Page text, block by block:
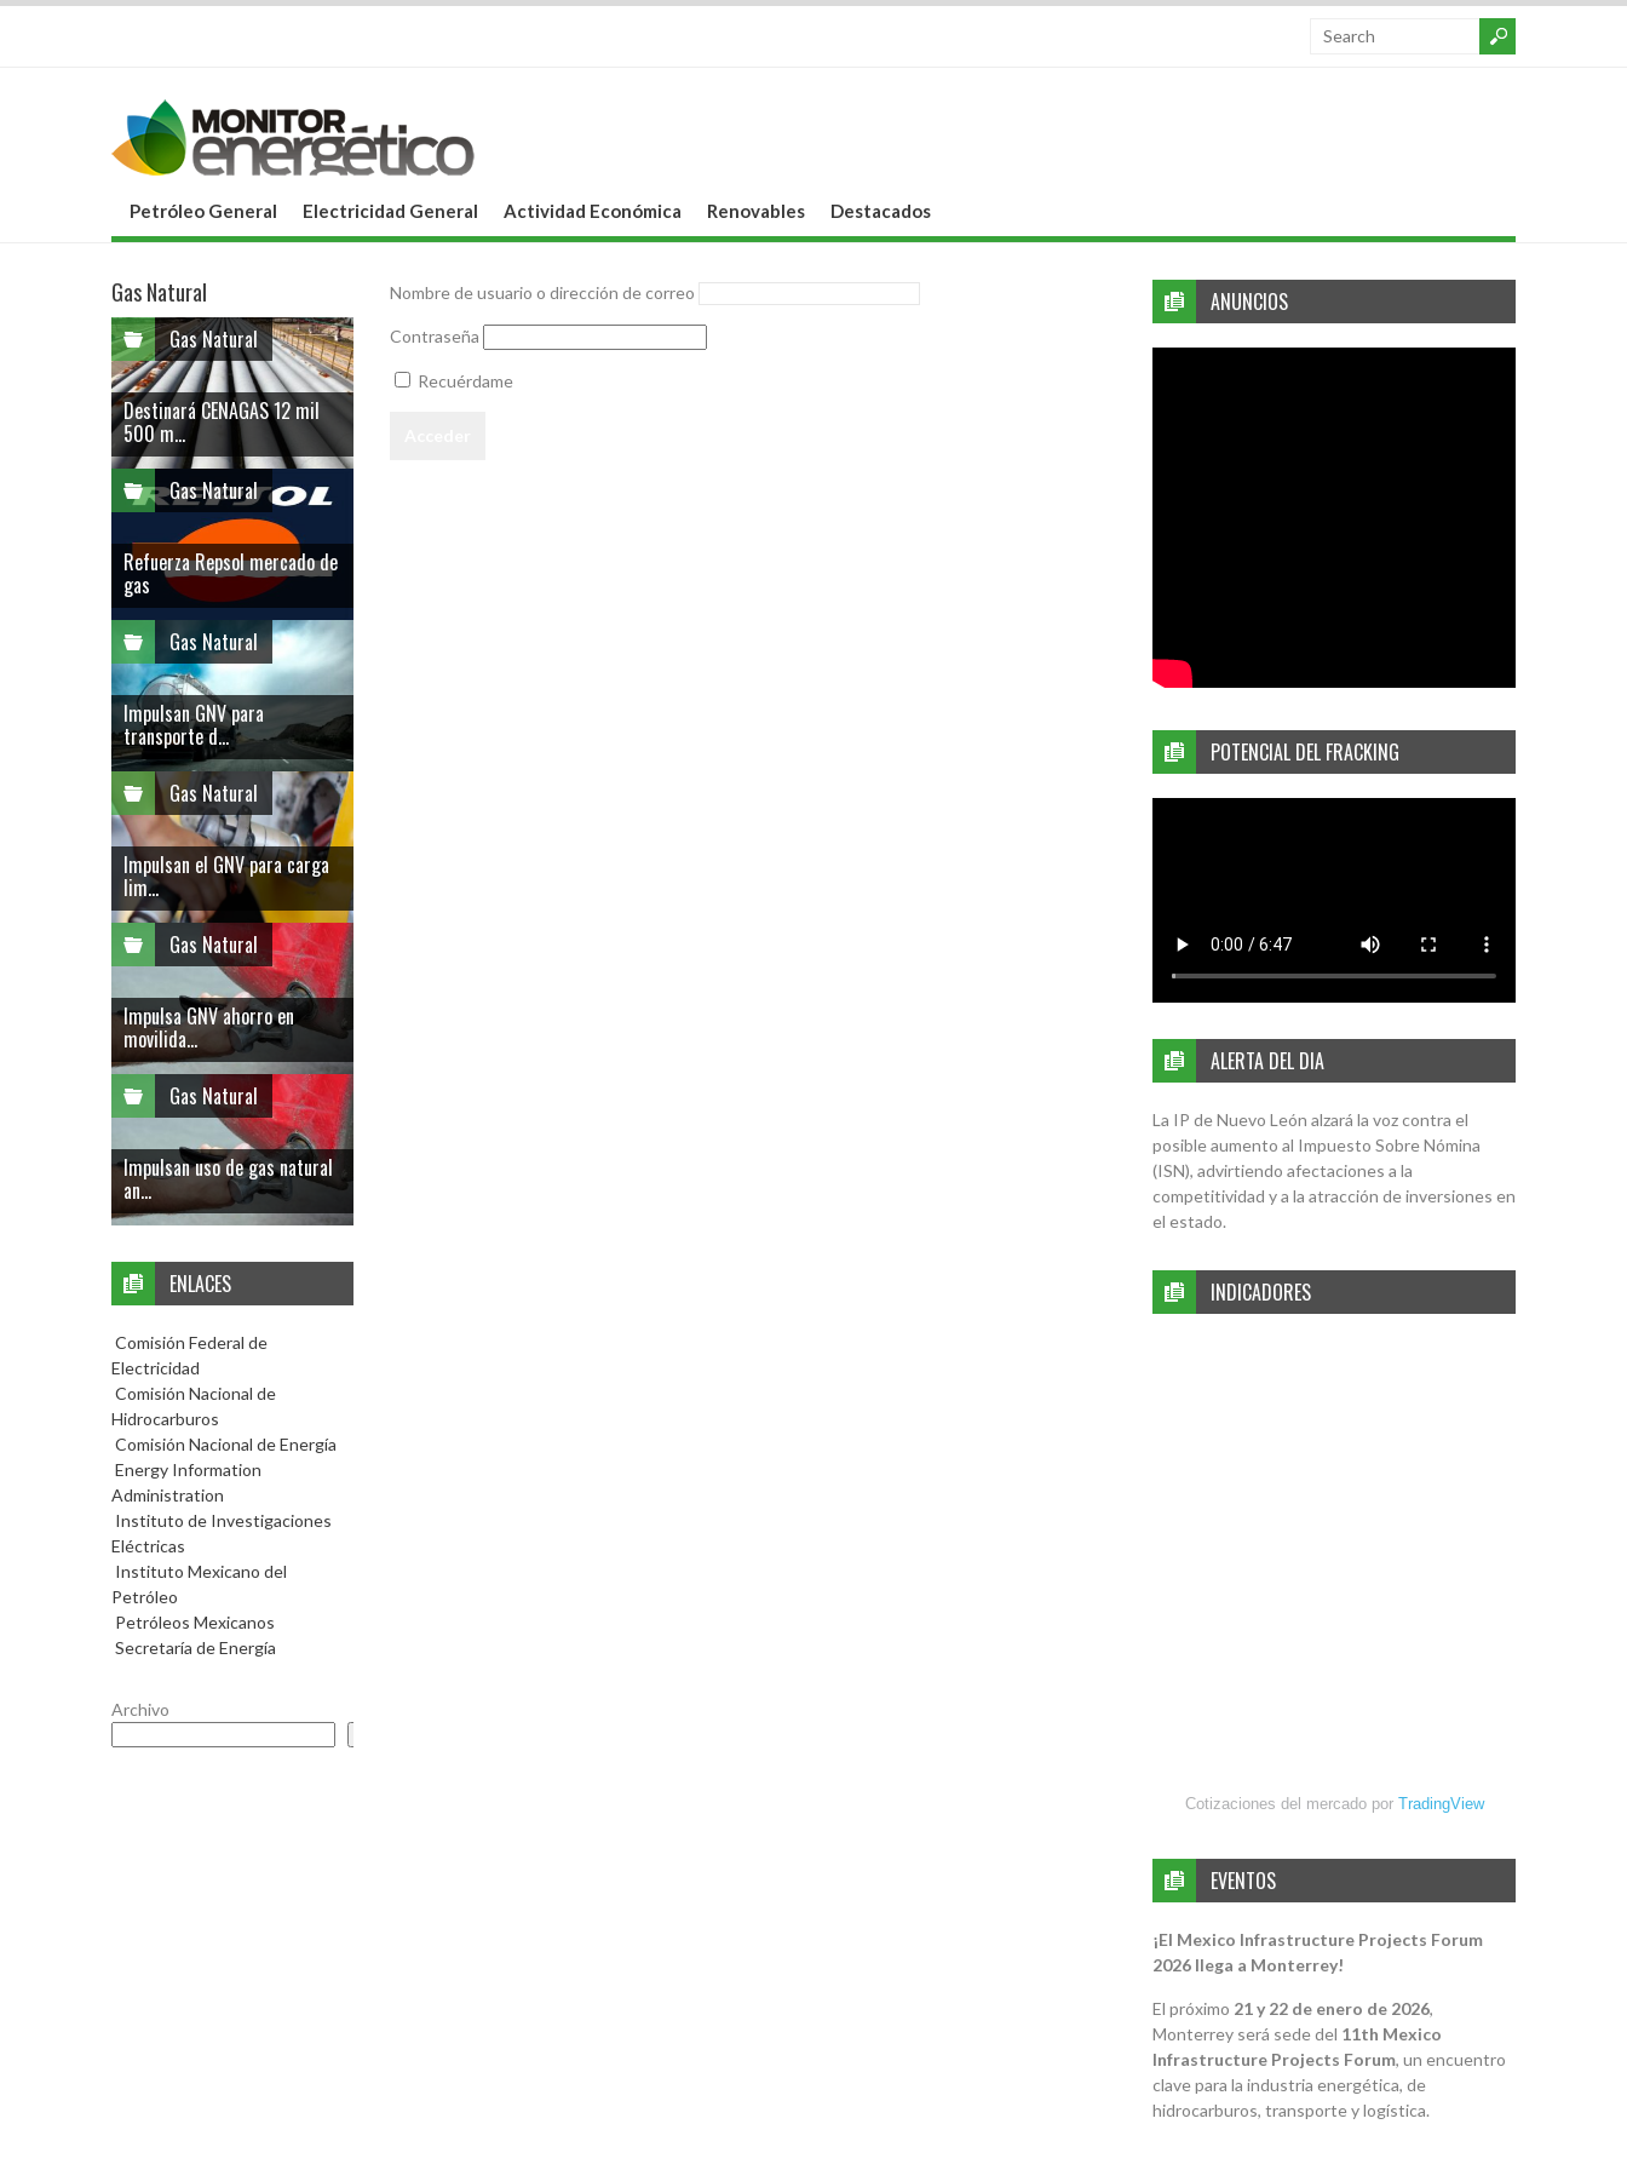
Petróleo General Electricidad General Actividad Económica Renovables Destacados
Nombre de usuario o dirección de correo
Contraseña
Recuérdame
ANUNCIOS
POTENCIAL DEL FRACKING
ALERTA DEL DIA
La IP de Nuevo León alzará la voz contra el
posible aumento al Impuesto Sobre Nómina
(ISN), advirtiendo afectaciones a la
competitividad y a la atracción de inversiones en
el estado.
INDICADORES
Cotizaciones del mercado por TradingView
EVENTOS
¡El Mexico Infrastructure Projects Forum
2026 llega a Monterrey!
El próximo 21 y 22 de enero de 2026,
Monterrey será sede del 11th Mexico
Infrastructure Projects Forum, un encuentro
clave para la industria energética, de
hidrocarburos, transporte y logística.
Gas Natural
Gas Natural
Destinará CENAGAS 12 mil
500 m...
Gas Natural
Refuerza Repsol mercado de
gas
Gas Natural
Impulsan GNV para
transporte d...
Gas Natural
Impulsan el GNV para carga
lim...
Gas Natural
Impulsa GNV ahorro en
movilida...
Gas Natural
Impulsan uso de gas natural
an...
ENLACES
Comisión Federal de
Electricidad
Comisión Nacional de
Hidrocarburos
Comisión Nacional de Energía
Energy Information
Administration
Instituto de Investigaciones
Eléctricas
Instituto Mexicano del
Petróleo
Petróleos Mexicanos
Secretaría de Energía
Archivo